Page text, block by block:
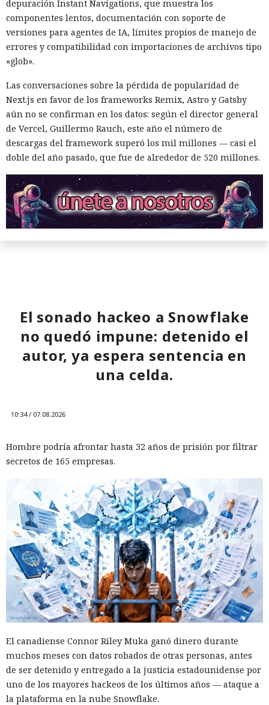
depuración Instant Navigations, que muestra los
componentes lentos, documentación con soporte de
versiones para agentes de IA, límites propios de manejo de
errores y compatibilidad con importaciones de archivos tipo
«glob».
Las conversaciones sobre la pérdida de popularidad de
Next.js en favor de los frameworks Remix, Astro y Gatsby
aún no se confirman en los datos: según el director general
de Vercel, Guillermo Rauch, este año el número de
descargas del framework superó los mil millones — casi el
doble del año pasado, que fue de alrededor de 520 millones.
El sonado hackeo a Snowflake
no quedó impune: detenido el
autor, ya espera sentencia en
una celda.
10:34 / 07.08.2026
Hombre podría afrontar hasta 32 años de prisión por filtrar
secretos de 165 empresas.
El canadiense Connor Riley Muka ganó dinero durante
muchos meses con datos robados de otras personas, antes
de ser detenido y entregado a la justicia estadounidense por
uno de los mayores hackeos de los últimos años — ataque a
la plataforma en la nube Snowflake.